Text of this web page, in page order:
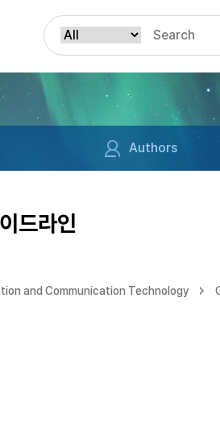
Authors
드라인
and Communication Technology